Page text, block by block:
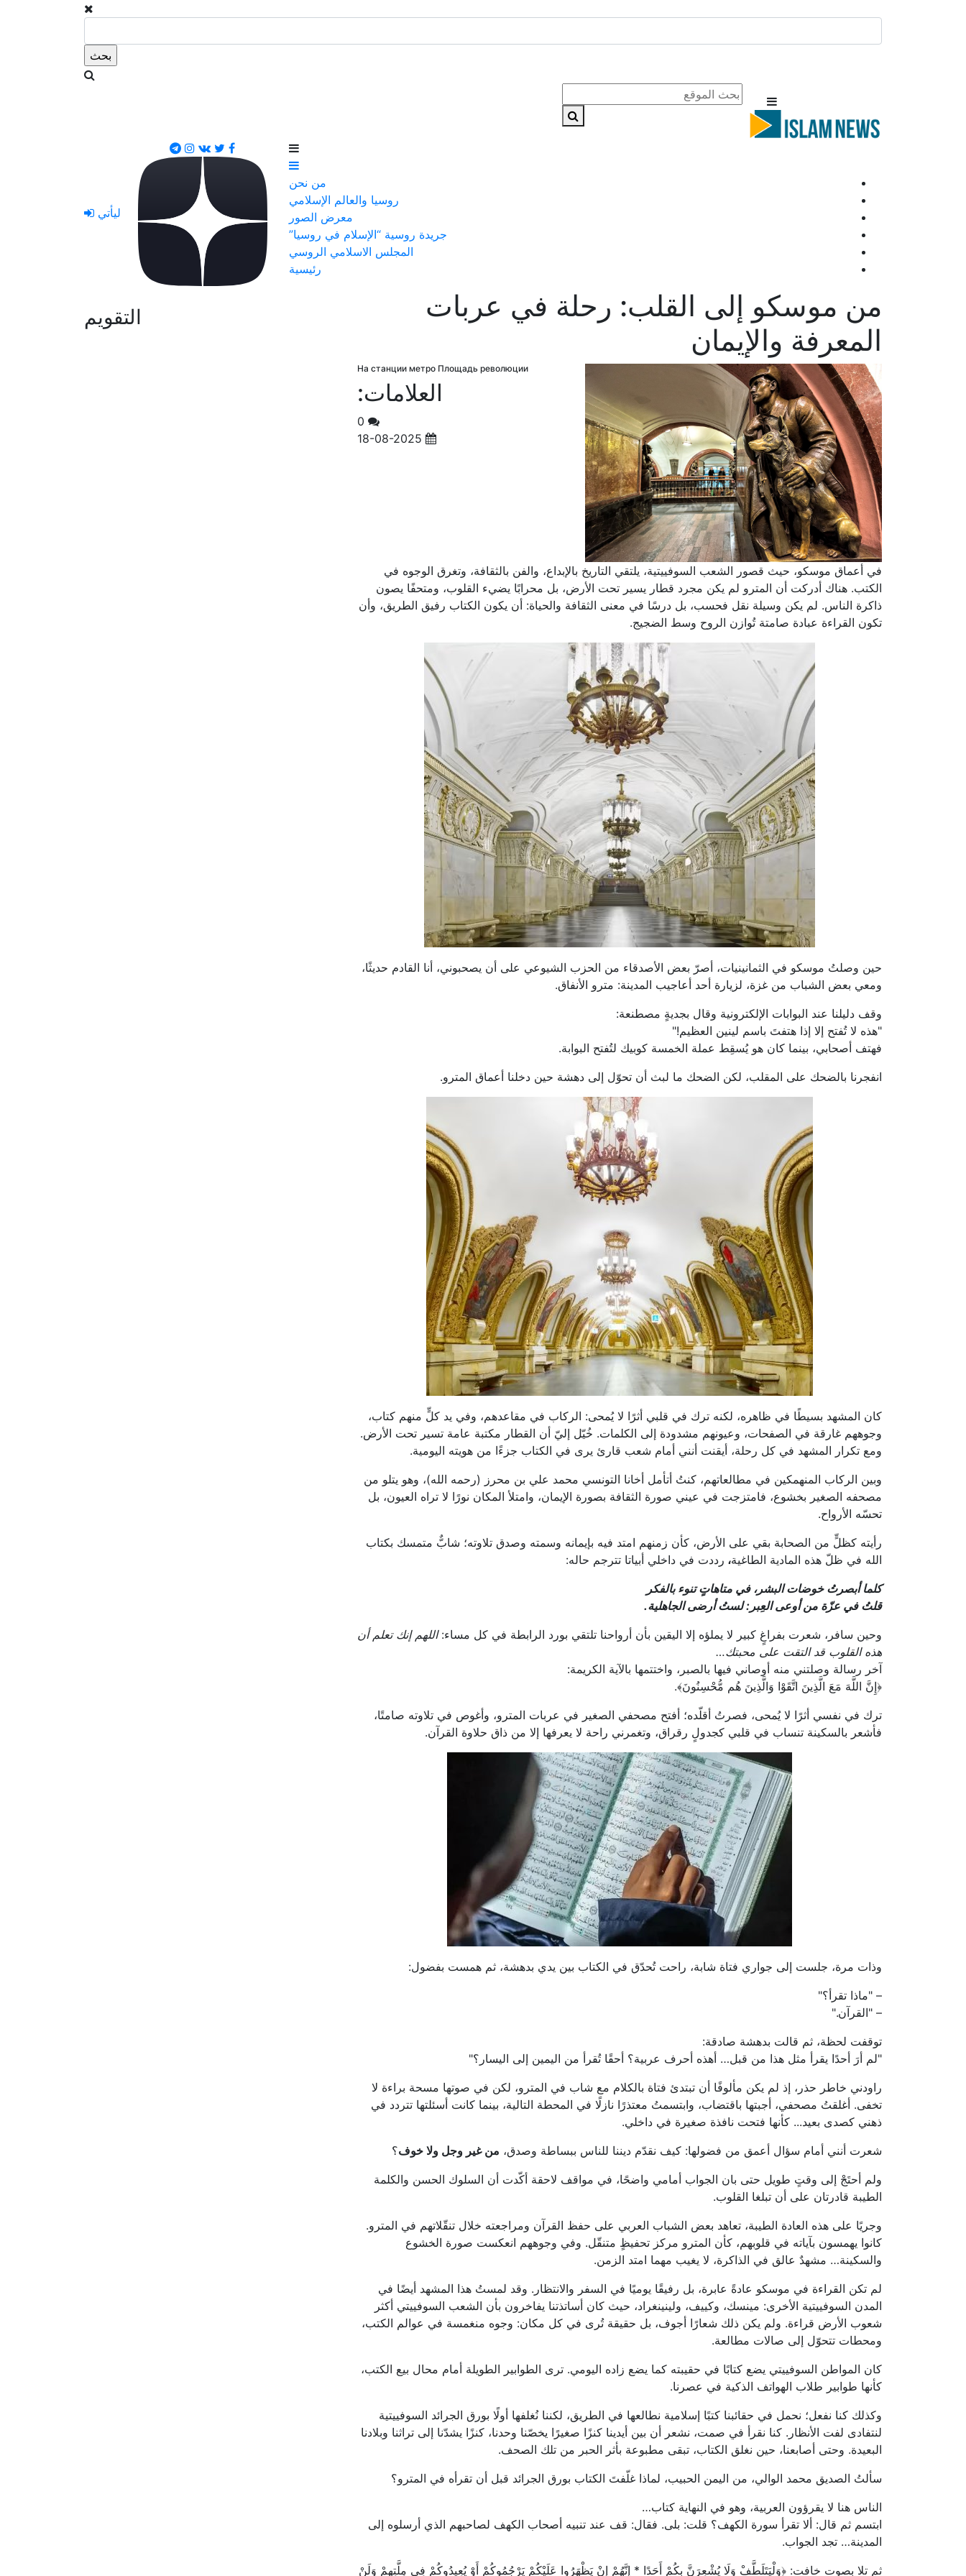
من نحن
روسيا والعالم الإسلامي
معرض الصور
جريدة روسية “الإسلام في روسيا”
المجلس الاسلامي الروسي
رئيسية
ليأتي
من موسكو إلى القلب: رحلة في عربات
المعرفة والإيمان
На станции метро Площадь революции
العلامات:
0
18-08-2025
في أعماق موسكو، حيث قصور الشعب السوفييتية، يلتقي التاريخ بالإبداع، والفن بالثقافة، وتغرق الوجوه في
الكتب. هناك أدركت أن المترو لم يكن مجرد قطار يسير تحت الأرض، بل محرابًا يضيء القلوب، ومتحفًا يصون
ذاكرة الناس. لم يكن وسيلة نقل فحسب، بل درسًا في معنى الثقافة والحياة: أن يكون الكتاب رفيق الطريق، وأن
تكون القراءة عبادة صامتة تُوازن الروح وسط الضجيج.
حين وصلتُ موسكو في الثمانينيات، أصرّ بعض الأصدقاء من الحزب الشيوعي على أن يصحبوني، أنا القادم حديثًا،
ومعي بعض الشباب من غزة، لزيارة أحد أعاجيب المدينة: مترو الأنفاق.
وقف دليلنا عند البوابات الإلكترونية وقال بجديةٍ مصطنعة:
"هذه لا تُفتح إلا إذا هتفتَ باسم لينين العظيم!"
فهتف أصحابي، بينما كان هو يُسقِط عملة الخمسة كوبيك لتُفتح البوابة.
انفجرنا بالضحك على المقلب، لكن الضحك ما لبث أن تحوّل إلى دهشة حين دخلنا أعماق المترو.
كان المشهد بسيطًا في ظاهره، لكنه ترك في قلبي أثرًا لا يُمحى: الركاب في مقاعدهم، وفي يد كلٍّ منهم كتاب،
وجوههم غارقة في الصفحات، وعيونهم مشدودة إلى الكلمات. خُيّل إليّ أن القطار مكتبة عامة تسير تحت الأرض.
ومع تكرار المشهد في كل رحلة، أيقنت أنني أمام شعب قارئ يرى في الكتاب جزءًا من هويته اليومية.
وبين الركاب المنهمكين في مطالعاتهم، كنتُ أتأمل أخانا التونسي محمد علي بن محرز (رحمه الله)، وهو يتلو من
مصحفه الصغير بخشوع، فامتزجت في عيني صورة الثقافة بصورة الإيمان، وامتلأ المكان نورًا لا تراه العيون، بل
تحسّه الأرواح.
رأيته كظلٍّ من الصحابة بقي على الأرض، كأن زمنهم امتد فيه بإيمانه وسمته وصدق تلاوته؛ شابٌّ متمسك بكتاب
الله في ظلّ هذه المادية الطاغية، رددت في داخلي أبياتا تترجم حاله:
كلما أبصرتُ خوضات البشر، في متاهاتٍ تنوء بالفكر
قلتُ في عزّة من أوعى العِبر: لستُ أرضى الجاهلية.
وحين سافر، شعرت بفراغٍ كبير لا يملؤه إلا اليقين بأن أرواحنا تلتقي بورد الرابطة في كل مساء:اللهم إنك تعلم أن
هذه القلوب قد التقت على محبتك…
آخر رسالة وصلتني منه أوصاني فيها بالصبر، واختتمها بالآية الكريمة:
﴿إِنَّ اللَّهَ مَعَ الَّذِينَ اتَّقَوْا وَالَّذِينَ هُم مُّحْسِنُونَ﴾.
ترك في نفسي أثرًا لا يُمحى، فصرتُ أقلّده؛ أفتح مصحفي الصغير في عربات المترو، وأغوص في تلاوته صامتًا،
فأشعر بالسكينة تنساب في قلبي كجدولٍ رقراق، وتغمرني راحة لا يعرفها إلا من ذاق حلاوة القرآن.
وذات مرة، جلست إلى جواري فتاة شابة، راحت تُحدّق في الكتاب بين يدي بدهشة، ثم همست بفضول:
– "ماذا تقرأ؟"
– "القرآن."
توقفت لحظة، ثم قالت بدهشة صادقة:
"لم أرَ أحدًا يقرأ مثل هذا من قبل… أهذه أحرف عربية؟ أحقًا تُقرأ من اليمين إلى اليسار؟"
راودني خاطر حذر، إذ لم يكن مألوفًا أن تبتدئ فتاة بالكلام مع شاب في المترو، لكن في صوتها مسحة براءة لا
تخفى. أغلقتُ مصحفي، أجبتها باقتضاب، وابتسمتُ معتذرًا نازلًا في المحطة التالية، بينما كانت أسئلتها تتردد في
ذهني كصدى بعيد... كأنها فتحت نافذة صغيرة في داخلي.
شعرت أنني أمام سؤال أعمق من فضولها: كيف نقدّم ديننا للناس ببساطة وصدق، من غير وجل ولا خوف؟
ولم أحتَجْ إلى وقتٍ طويل حتى بان الجواب أمامي واضحًا، في مواقف لاحقة أكّدت أن السلوك الحسن والكلمة
الطيبة قادرتان على أن تبلغا القلوب.
وجريًا على هذه العادة الطيبة، تعاهد بعض الشباب العربي على حفظ القرآن ومراجعته خلال تنقّلاتهم في المترو.
كانوا يهمسون بآياته في قلوبهم، كأن المترو مركز تحفيظٍ متنقّل. وفي وجوههم انعكست صورة الخشوع
والسكينة… مشهدٌ عالق في الذاكرة، لا يغيب مهما امتد الزمن.
لم تكن القراءة في موسكو عادةً عابرة، بل رفيقًا يوميًا في السفر والانتظار. وقد لمستُ هذا المشهد أيضًا في
المدن السوفييتية الأخرى: مينسك، وكييف، ولينينغراد، حيث كان أساتذتنا يفاخرون بأن الشعب السوفييتي أكثر
شعوب الأرض قراءة. ولم يكن ذلك شعارًا أجوف، بل حقيقة تُرى في كل مكان: وجوه منغمسة في عوالم الكتب،
ومحطات تتحوّل إلى صالات مطالعة.
كان المواطن السوفييتي يضع كتابًا في حقيبته كما يضع زاده اليومي. ترى الطوابير الطويلة أمام محال بيع الكتب،
كأنها طوابير طلاب الهواتف الذكية في عصرنا.
وكذلك كنا نفعل؛ نحمل في حقائبنا كتبًا إسلامية نطالعها في الطريق، لكننا نُغلفها أولًا بورق الجرائد السوفييتية
لنتفادى لفت الأنظار. كنا نقرأ في صمت، نشعر أن بين أيدينا كنزًا صغيرًا يخصّنا وحدنا، كنزًا يشدّنا إلى تراثنا وبلادنا
البعيدة. وحتى أصابعنا، حين نغلق الكتاب، تبقى مطبوعة بأثر الحبر من تلك الصحف.
سألتُ الصديق محمد الوالي، من اليمن الحبيب، لماذا غلّفتَ الكتاب بورق الجرائد قبل أن تقرأه في المترو؟
الناس هنا لا يقرؤون العربية، وهو في النهاية كتاب…
ابتسم ثم قال: ألا تقرأ سورة الكهف؟ قلت: بلى. فقال: قف عند تنبيه أصحاب الكهف لصاحبهم الذي أرسلوه إلى
المدينة… تجد الجواب.
ثم تلا بصوت خافت: ﴿وَلْيَتَلَطَّفْ وَلَا يُشْعِرَنَّ بِكُمْ أَحَدًا * إِنَّهُمْ إِنْ يَظْهَرُوا عَلَيْكُمْ يَرْجُمُوكُمْ أَوْ يُعِيدُوكُمْ فِي مِلَّتِهِمْ وَلَنْ
التقويم